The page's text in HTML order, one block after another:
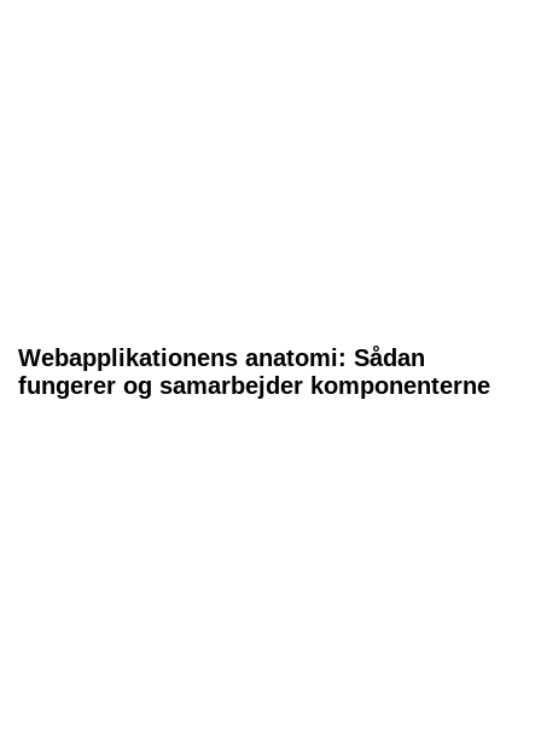
Webapplikationens anatomi: Sådan
fungerer og samarbejder komponenterne